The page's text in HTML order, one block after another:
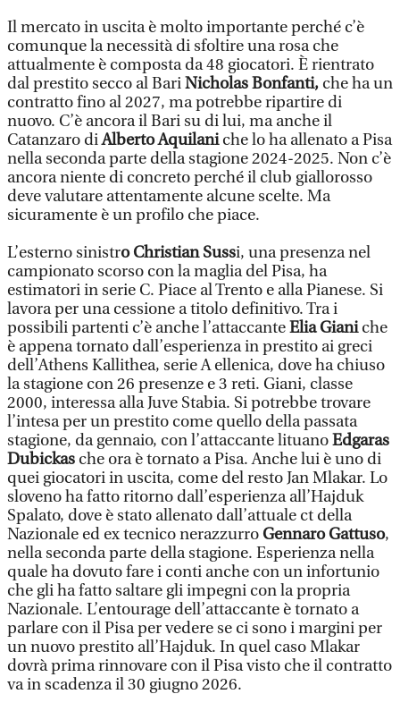
Il mercato in uscita è molto importante perché c’è
comunque la necessità di sfoltire una rosa che
attualmente è composta da 48 giocatori. È rientrato
dal prestito secco al BariNicholas Bonfanti, che ha un
contratto fino al 2027, ma potrebbe ripartire di
nuovo. C’è ancora il Bari su di lui, ma anche il
Catanzaro diAlberto Aquilaniche lo ha allenato a Pisa
nella seconda parte della stagione 2024-2025. Non c’è
ancora niente di concreto perché il club giallorosso
deve valutare attentamente alcune scelte. Ma
sicuramente è un profilo che piace.
L’esterno sinistro Christian Sussi, una presenza nel
campionato scorso con la maglia del Pisa, ha
estimatori in serie C. Piace al Trento e alla Pianese. Si
lavora per una cessione a titolo definitivo. Tra i
possibili partenti c’è anche l’attaccanteElia Gianiche
è appena tornato dall’esperienza in prestito ai greci
dell’Athens Kallithea, serie A ellenica, dove ha chiuso
la stagione con 26 presenze e 3 reti. Giani, classe
2000, interessa alla Juve Stabia. Si potrebbe trovare
l’intesa per un prestito come quello della passata
stagione, da gennaio, con l’attaccante lituanoEdgaras
Dubickas che ora è tornato a Pisa. Anche lui è uno di
quei giocatori in uscita, come del resto Jan Mlakar. Lo
sloveno ha fatto ritorno dall’esperienza all’Hajduk
Spalato, dove è stato allenato dall’attuale ct della
Nazionale ed ex tecnico nerazzurroGennaro Gattuso,
nella seconda parte della stagione. Esperienza nella
quale ha dovuto fare i conti anche con un infortunio
che gli ha fatto saltare gli impegni con la propria
Nazionale. L’entourage dell’attaccante è tornato a
parlare con il Pisa per vedere se ci sono i margini per
un nuovo prestito all’Hajduk. In quel caso Mlakar
dovrà prima rinnovare con il Pisa visto che il contratto
va in scadenza il 30 giugno 2026.